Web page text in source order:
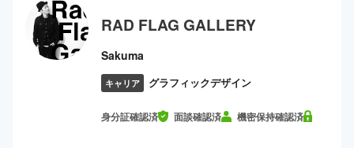
RAD FLAG GALLERY
Sakuma
キャリア グラフィックデザイン
身分証確認済 面談確認済 機密保持確認済